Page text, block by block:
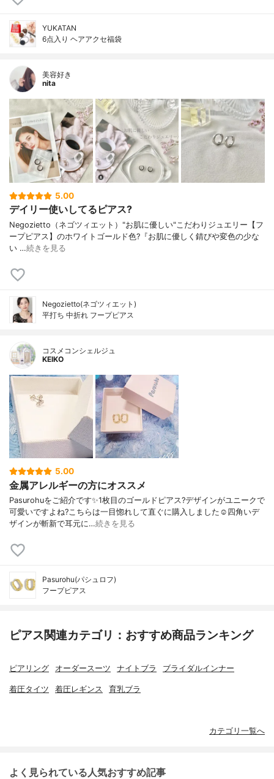
YUKATAN
6点入り ヘアアクセ福袋
美容好き
nita
5.00
デイリー使いしてるピアス?
Negozietto（ネゴツィエット）"お肌に優しい"こだわりジュエリー 【フ
ープピアス】 のホワイトゴールド色?『お肌に優しく錆びや変色の少な
い …続きを見る
Negozietto(ネゴツィエット)
平打ち 中折れ フープピアス
コスメコンシェルジュ
KEIKO
5.00
金属アレルギーの方にオススメ
Pasurohuをご紹介です✨1枚目のゴールドピアス?デザインがユニークで
可愛いですよね?こちらは一目惚れして直ぐに購入しました☺️四角いデ
ザインが斬新で耳元に…続きを見る
Pasurohu(パシュロフ)
フープピアス
ピアス関連カテゴリ：おすすめ商品ランキング
ピアリング オーダースーツ ナイトブラ ブライダルインナー
着圧タイツ 着圧レギンス 育乳ブラ
カテゴリ一覧へ
よく見られている人気おすすめ記事